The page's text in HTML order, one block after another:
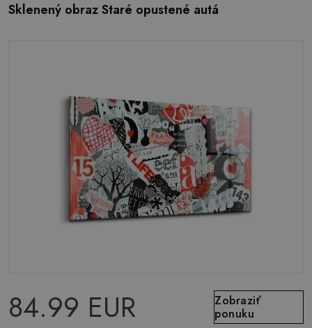
Sklenený obraz Staré opustené autá
84.99 EUR
Zobraziť
ponuku